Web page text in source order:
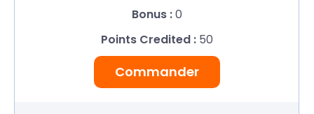
0
50
Commander